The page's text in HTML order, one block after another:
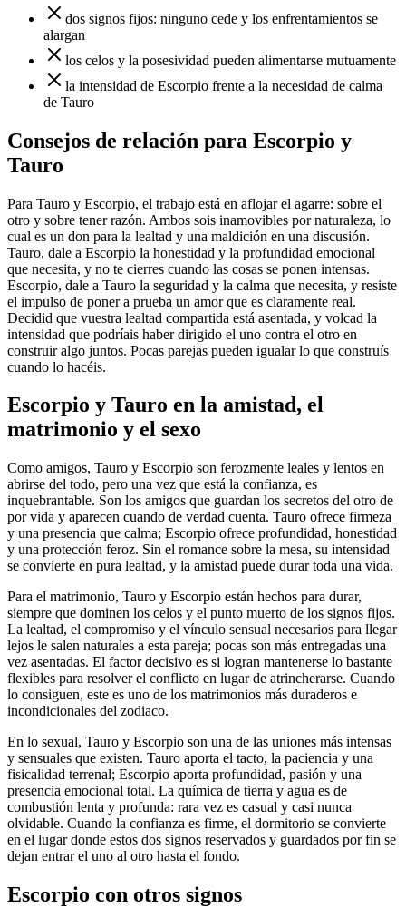
dos signos fijos: ninguno cede y los enfrentamientos se
alargan
los celos y la posesividad pueden alimentarse mutuamente
la intensidad de Escorpio frente a la necesidad de calma
de Tauro
Consejos de relación para Escorpio y
Tauro
Para Tauro y Escorpio, el trabajo está en aflojar el agarre: sobre el
otro y sobre tener razón. Ambos sois inamovibles por naturaleza, lo
cual es un don para la lealtad y una maldición en una discusión.
Tauro, dale a Escorpio la honestidad y la profundidad emocional
que necesita, y no te cierres cuando las cosas se ponen intensas.
Escorpio, dale a Tauro la seguridad y la calma que necesita, y resiste
el impulso de poner a prueba un amor que es claramente real.
Decidid que vuestra lealtad compartida está asentada, y volcad la
intensidad que podríais haber dirigido el uno contra el otro en
construir algo juntos. Pocas parejas pueden igualar lo que construís
cuando lo hacéis.
Escorpio y Tauro en la amistad, el
matrimonio y el sexo
Como amigos, Tauro y Escorpio son ferozmente leales y lentos en
abrirse del todo, pero una vez que está la confianza, es
inquebrantable. Son los amigos que guardan los secretos del otro de
por vida y aparecen cuando de verdad cuenta. Tauro ofrece firmeza
y una presencia que calma; Escorpio ofrece profundidad, honestidad
y una protección feroz. Sin el romance sobre la mesa, su intensidad
se convierte en pura lealtad, y la amistad puede durar toda una vida.
Para el matrimonio, Tauro y Escorpio están hechos para durar,
siempre que dominen los celos y el punto muerto de los signos fijos.
La lealtad, el compromiso y el vínculo sensual necesarios para llegar
lejos le salen naturales a esta pareja; pocas son más entregadas una
vez asentadas. El factor decisivo es si logran mantenerse lo bastante
flexibles para resolver el conflicto en lugar de atrincherarse. Cuando
lo consiguen, este es uno de los matrimonios más duraderos e
incondicionales del zodiaco.
En lo sexual, Tauro y Escorpio son una de las uniones más intensas
y sensuales que existen. Tauro aporta el tacto, la paciencia y una
fisicalidad terrenal; Escorpio aporta profundidad, pasión y una
presencia emocional total. La química de tierra y agua es de
combustión lenta y profunda: rara vez es casual y casi nunca
olvidable. Cuando la confianza es firme, el dormitorio se convierte
en el lugar donde estos dos signos reservados y guardados por fin se
dejan entrar el uno al otro hasta el fondo.
Escorpio con otros signos